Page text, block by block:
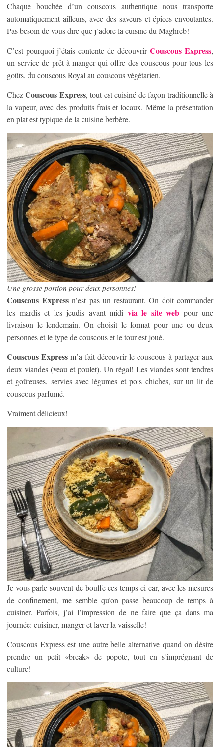
Chaque bouchée d’un couscous authentique nous transporte
automatiquement ailleurs, avec des saveurs et épices envoutantes.
Pas besoin de vous dire que j’adore la cuisine du Maghreb!
C’est pourquoi j’étais contente de découvrir Couscous Express,
un service de prêt-à-manger qui offre des couscous pour tous les
goûts, du couscous Royal au couscous végétarien.
ChezCouscous Express, tout est cuisiné de façon traditionnelle à
la vapeur, avec des produits frais et locaux. Même la présentation
en plat est typique de la cuisine berbère.
Une grosse portion pour deux personnes!
Couscous Expressn’est pas un restaurant. On doit commander
les mardis et les jeudis avant midi via le site web pour une
livraison le lendemain. On choisit le format pour une ou deux
personnes et le type de couscous et le tour est joué.
Couscous Expressm’a fait découvrir le couscous à partager aux
deux viandes (veau et poulet). Un régal! Les viandes sont tendres
et goûteuses, servies avec légumes et pois chiches, sur un lit de
couscous parfumé.
Vraiment délicieux!
Je vous parle souvent de bouffe ces temps-ci car, avec les mesures
de confinement, me semble qu’on passe beaucoup de temps à
cuisiner. Parfois, j’ai l’impression de ne faire que ça dans ma
journée: cuisiner, manger et laver la vaisselle!
Couscous Express est une autre belle alternative quand on désire
prendre un petit «break» de popote, tout en s’imprégnant de
culture!